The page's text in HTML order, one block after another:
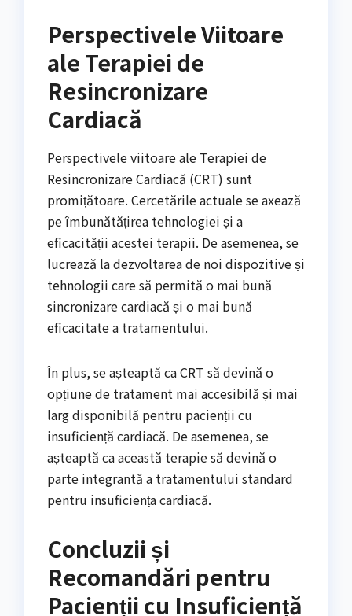
Perspectivele Viitoare
ale Terapiei de
Resincronizare
Cardiacă
Perspectivele viitoare ale Terapiei de
Resincronizare Cardiacă (CRT) sunt
promițătoare. Cercetările actuale se axează
pe îmbunătățirea tehnologiei și a
eficacității acestei terapii. De asemenea, se
lucrează la dezvoltarea de noi dispozitive și
tehnologii care să permită o mai bună
sincronizare cardiacă și o mai bună
eficacitate a tratamentului.
În plus, se așteaptă ca CRT să devină o
opțiune de tratament mai accesibilă și mai
larg disponibilă pentru pacienții cu
insuficiență cardiacă. De asemenea, se
așteaptă ca această terapie să devină o
parte integrantă a tratamentului standard
pentru insuficiența cardiacă.
Concluzii și
Recomandări pentru
Pacienții cu Insuficiență